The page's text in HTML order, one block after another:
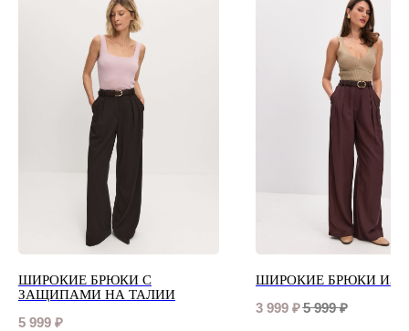
ШИРОКИЕ БРЮКИ С
ЗАЩИПАМИ НА ТАЛИИ
5 999 ₽
ШИРОКИЕ БРЮКИ
3 999 ₽5 999 ₽